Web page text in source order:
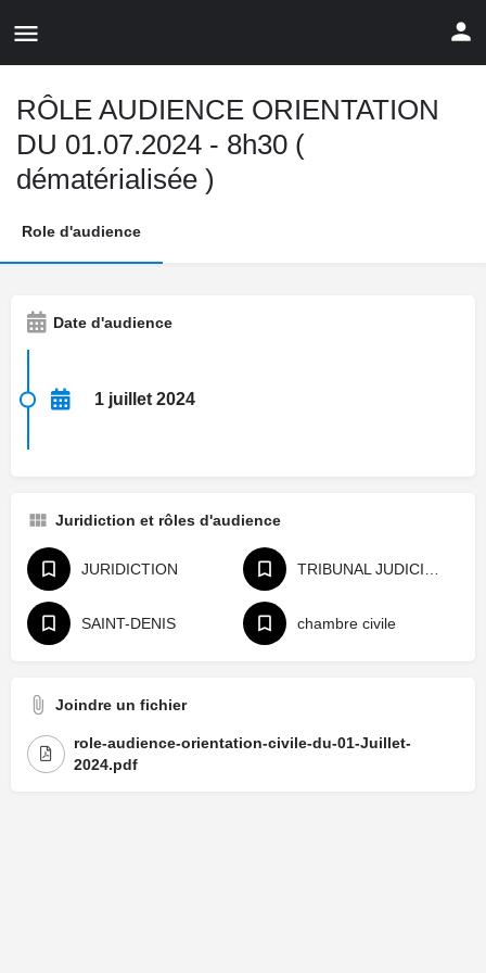
RÔLE AUDIENCE ORIENTATION
DU 01.07.2024 - 8h30 (
dématérialisée )
Role d'audience
Date d'audience
1 juillet 2024
Juridiction et rôles d'audience
JURIDICTION
SAINT-DENIS chambre civile
Joindre un fichier
role-audience-orientation-civile-du-01-Juillet-
2024.pdf